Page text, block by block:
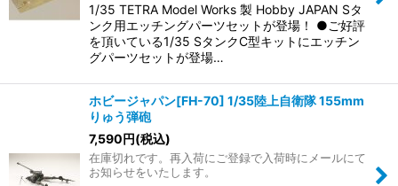
絞り込む
1/35 TETRA Model Works 製 Hobby JAPAN Sタ
ンク用エッチングパーツセットが登場！ ●ご好評
を頂いている1/35 SタンクC型キットにエッチン
グパーツセットが登場…
ホビージャパン[FH-70] 1/35陸上自衛隊 155mm
りゅう弾砲
7,590円(税込)
在庫切れです。再入荷にご登録で入荷時にメールにて
お知らせをいたします。